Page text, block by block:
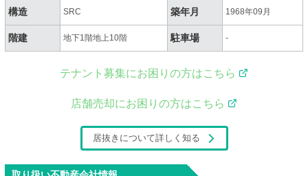
構造 SRC 築年月 1968年09月
階建 地下1階地上10階 駐車場 -
テナント募集にお困りの方はこちら
店舗売却にお困りの方はこちら
居抜きについて詳しく知る